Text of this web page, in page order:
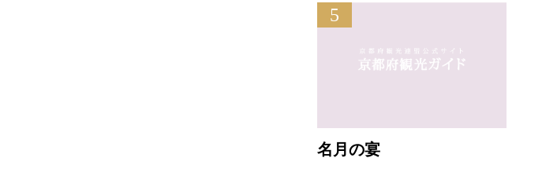
5
名月の宴